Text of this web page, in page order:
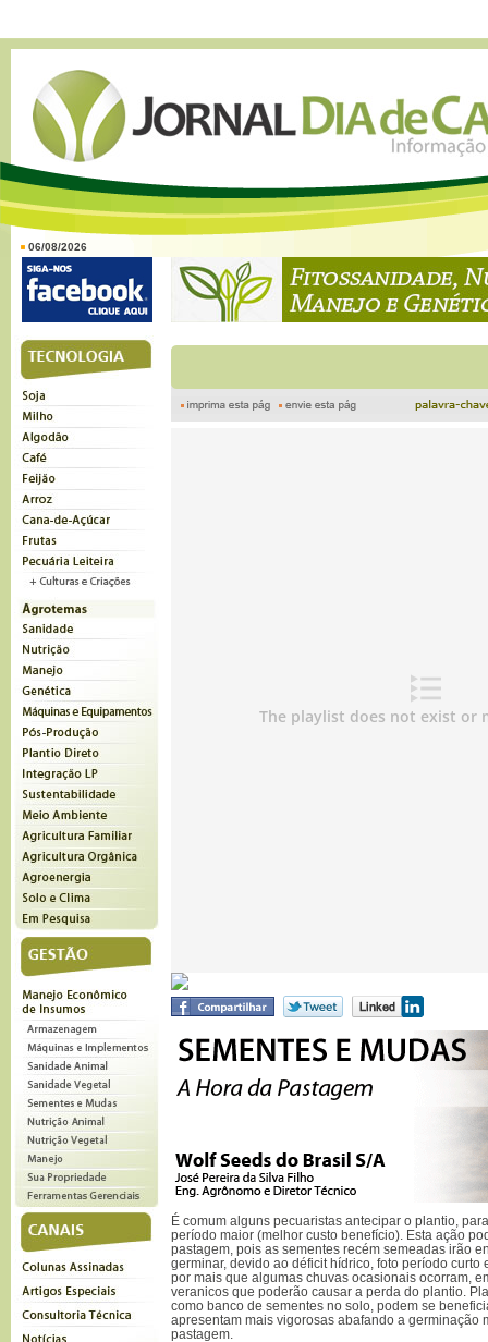
06/08/2026
É comum alguns pecuaristas antecipar o plantio,
período maior (melhor custo benefício). Esta ação
pastagem, pois as sementes recém semeadas irão
germinar, devido ao déficit hídrico, foto período curto
por mais que algumas chuvas ocasionais ocorram,
veranicos que poderão causar a perda do plantio.
como banco de sementes no solo, podem se
apresentam mais vigorosas abafando a germinação
pastagem.